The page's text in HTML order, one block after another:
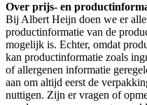
Over prijs- en
Bij Albert Heijn doen we er
productinformatie van de
mogelijk is. Echter, omdat
kan productinformatie zoals
of allergenen informatie
aan om altijd eerst de
nuttigen. Zijn er vragen of